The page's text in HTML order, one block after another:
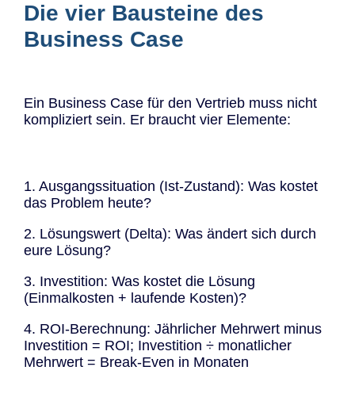
Die vier Bausteine des
Business Case
Ein Business Case für den Vertrieb muss nicht
kompliziert sein. Er braucht vier Elemente:
1. Ausgangssituation (Ist-Zustand): Was kostet
das Problem heute?
2. Lösungswert (Delta): Was ändert sich durch
eure Lösung?
3. Investition: Was kostet die Lösung
(Einmalkosten + laufende Kosten)?
4. ROI-Berechnung: Jährlicher Mehrwert minus
Investition = ROI; Investition ÷ monatlicher
Mehrwert = Break-Even in Monaten